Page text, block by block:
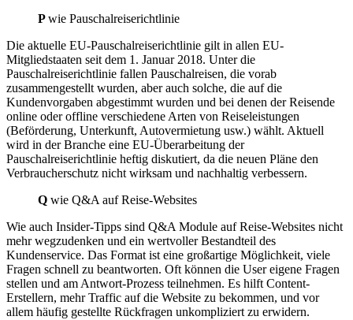
Pwie Pauschalreiserichtlinie
Die aktuelle EU-Pauschalreiserichtlinie gilt in allen EU-
Mitgliedstaaten seit dem 1. Januar 2018. Unter die
Pauschalreiserichtlinie fallen Pauschalreisen, die vorab
zusammengestellt wurden, aber auch solche, die auf die
Kundenvorgaben abgestimmt wurden und bei denen der Reisende
online oder offline verschiedene Arten von Reiseleistungen
(Beförderung, Unterkunft, Autovermietung usw.) wählt. Aktuell
wird in der Branche eine EU-Überarbeitung der
Pauschalreiserichtlinie heftig diskutiert, da die neuen Pläne den
Verbraucherschutz nicht wirksam und nachhaltig verbessern.
Q wie Q&A auf Reise-Websites
Wie auch Insider-Tipps sind Q&A Module auf Reise-Websites nicht
mehr wegzudenken und ein wertvoller Bestandteil des
Kundenservice. Das Format ist eine großartige Möglichkeit, viele
Fragen schnell zu beantworten. Oft können die User eigene Fragen
stellen und am Antwort-Prozess teilnehmen. Es hilft Content-
Erstellern, mehr Traffic auf die Website zu bekommen, und vor
allem häufig gestellte Rückfragen unkompliziert zu erwidern.